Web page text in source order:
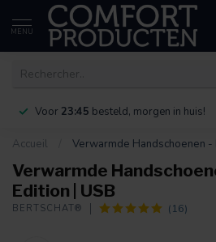
MENU
Voor 23:45 besteld, morgen in huis!
Accueil Verwarmde Handschoenen -
Verwarmde
Edition | USB
BERTSCHAT® (16)